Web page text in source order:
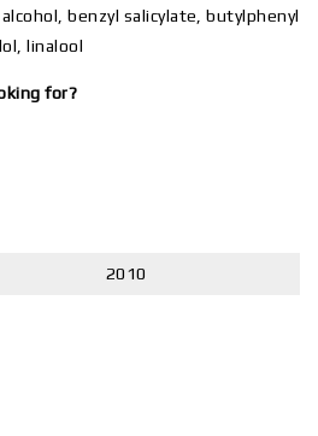
benzyl salicylate, butylphenyl
linalool
for?
2010